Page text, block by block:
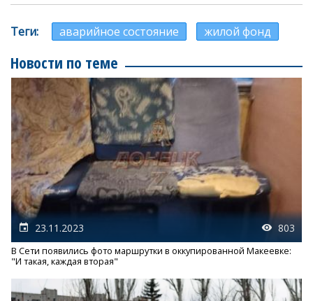
Теги аварийное состояние жилой фонд
Новости по теме
23.11.2023 803
В Сети появились фото маршрутки в оккупированной Макеевке:
"И такая, каждая вторая"